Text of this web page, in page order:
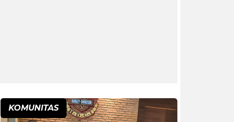
KOMUNITAS